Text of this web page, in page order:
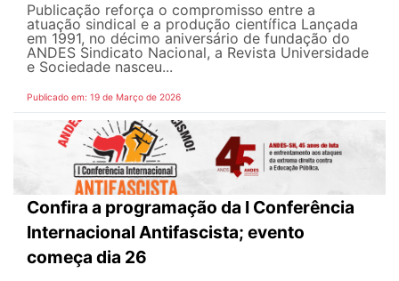
Publicação reforça o compromisso entre a
atuação sindical e a produção científica Lançada
em 1991, no décimo aniversário de fundação do
ANDES Sindicato Nacional, a Revista Universidade
e Sociedade nasceu...
Publicado em: 19 de Março de 2026
Confira a programação da I Conferência
Internacional Antifascista; evento
começa dia 26